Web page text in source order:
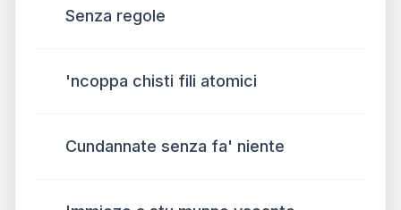
Senza regole
'ncoppa chisti fili atomici
Cundannate senza fa' niente